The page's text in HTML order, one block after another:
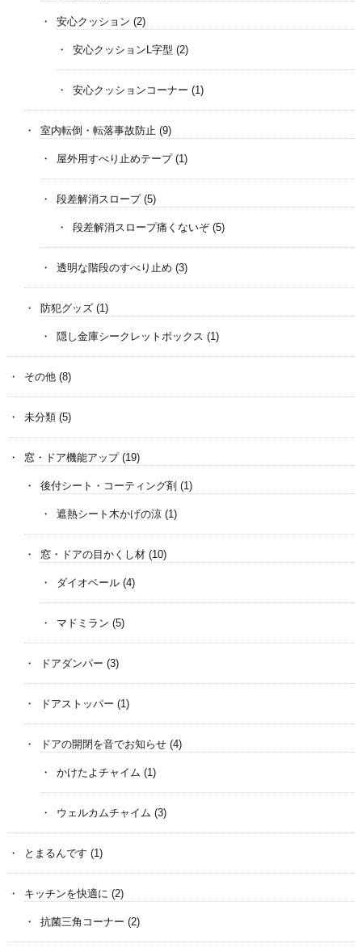
安心クッション (2)
安心クッションL字型 (2)
安心クッションコーナー (1)
室内転倒・転落事故防止 (9)
屋外用すべり止めテープ(1)
段差解消スロープ(5)
段差解消スロープ痛くないぞ(5)
透明な階段のすべり止め (3)
防犯グッズ (1)
隠し金庫シークレットボックス (1)
その他 (8)
未分類 (5)
窓・ドア機能アップ(19)
後付シート・コーティング剤 (1)
遮熱シート木かげの涼 (1)
窓・ドアの目かくし材 (10)
ダイオベール (4)
マドミラン (5)
ドアダンパー (3)
ドアストッパー (1)
ドアの開閉を音でお知らせ (4)
かけたよチャイム (1)
ウェルカムチャイム (3)
とまるんです (1)
キッチンを快適に (2)
抗菌三角コーナー (2)